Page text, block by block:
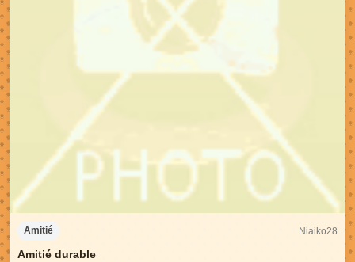
Amitié Niaiko28
Amitié durable